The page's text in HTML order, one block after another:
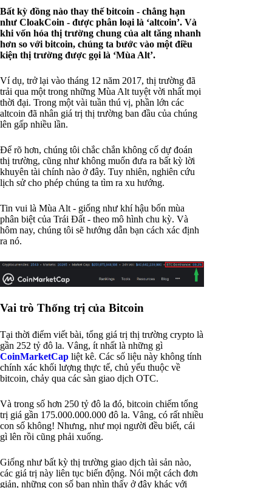
Bất kỳ đồng nào thay thế bitcoin - chẳng hạn
như CloakCoin - được phân loại là ‘altcoin’. Và
khi vốn hóa thị trường chung của alt tăng nhanh
hơn so với bitcoin, chúng ta bước vào một điều
kiện thị trường được gọi là ‘Mùa Alt’.
Ví dụ, trở lại vào tháng 12 năm 2017, thị trường đã
trải qua một trong những Mùa Alt tuyệt vời nhất mọi
thời đại. Trong một vài tuần thú vị, phần lớn các
altcoin đã nhân giá trị thị trường ban đầu của chúng
lên gấp nhiều lần.
Để rõ hơn, chúng tôi chắc chắn không cố dự đoán
thị trường, cũng như không muốn đưa ra bất kỳ lời
khuyên tài chính nào ở đây. Tuy nhiên, nghiên cứu
lịch sử cho phép chúng ta tìm ra xu hướng.
Tin vui là Mùa Alt - giống như khí hậu bốn mùa
phân biệt của Trái Đất - theo mô hình chu kỳ. Và
hôm nay, chúng tôi sẽ hướng dẫn bạn cách xác định
ra nó.
Vai trò Thống trị của Bitcoin
Tại thời điểm viết bài, tổng giá trị thị trường crypto là
gần 252 tỷ đô la. Vâng, ít nhất là những gì
CoinMarketCap liệt kê. Các số liệu này không tính
chính xác khối lượng thực tế, chủ yếu thuộc về
bitcoin, chảy qua các sàn giao dịch OTC.
Và trong số hơn 250 tỷ đô la đó, bitcoin chiếm tổng
trị giá gần 175.000.000.000 đô la. Vâng, có rất nhiều
con số không! Nhưng, như mọi người đều biết, cái
gì lên rồi cũng phải xuống.
Giống như bất kỳ thị trường giao dịch tài sản nào,
các giá trị này liên tục biến động. Nói một cách đơn
giản, những con số bạn nhìn thấy ở đây khác với